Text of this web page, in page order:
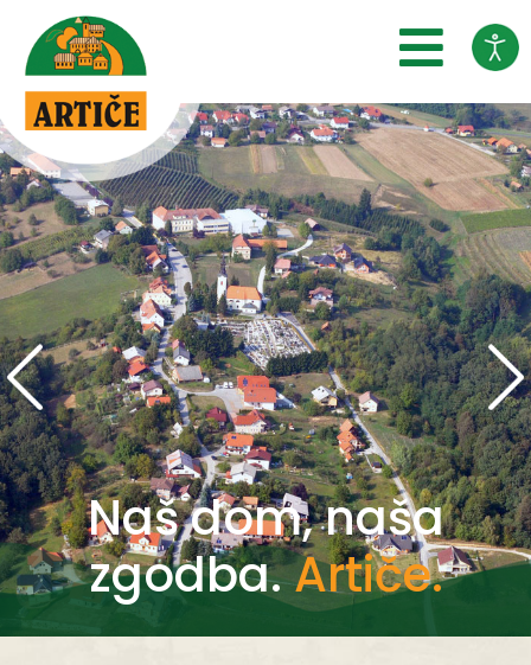
Naš dom, naša
zgodba.Artiče.